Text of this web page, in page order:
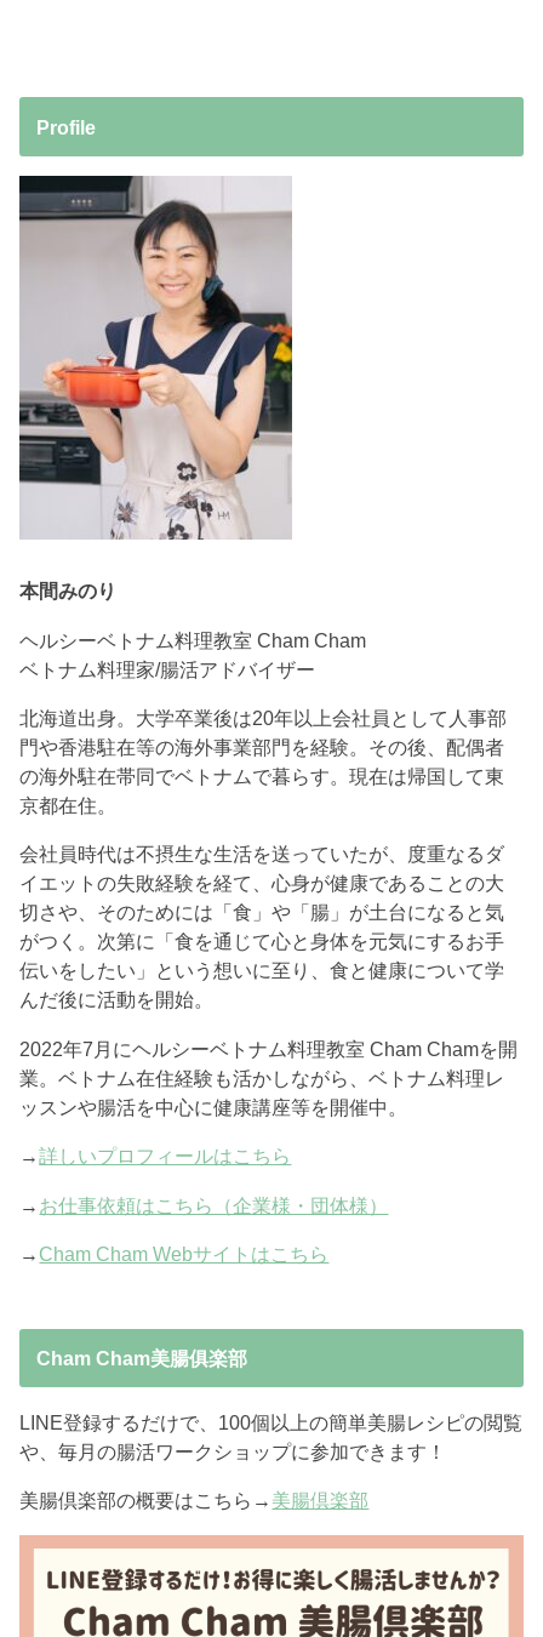
Profile
本間みのり
ヘルシーベトナム料理教室 Cham Cham
ベトナム料理家/腸活アドバイザー
北海道出身。大学卒業後は20年以上会社員として人事部
門や香港駐在等の海外事業部門を経験。その後、配偶者
の海外駐在帯同でベトナムで暮らす。現在は帰国して東
京都在住。
会社員時代は不摂生な生活を送っていたが、度重なるダ
イエットの失敗経験を経て、心身が健康であることの大
切さや、そのためには「食」や「腸」が土台になると気
がつく。次第に「食を通じて心と身体を元気にするお手
伝いをしたい」という想いに至り、食と健康について学
んだ後に活動を開始。
2022年7月にヘルシーベトナム料理教室 Cham Chamを開
業。ベトナム在住経験も活かしながら、ベトナム料理レ
ッスンや腸活を中心に健康講座等を開催中。
→詳しいプロフィールはこちら
→ お仕事依頼はこちら（企業様・団体様）
→ Cham Cham Webサイトはこちら
Cham Cham美腸俱楽部
LINE登録するだけで、100個以上の簡単美腸レシピの閲覧
や、毎月の腸活ワークショップに参加できます！
美腸倶楽部の概要はこちら→ 美腸倶楽部